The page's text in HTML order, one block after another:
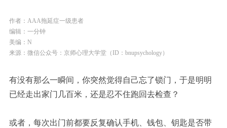
作者：AAA拖延症一级患者
编辑： 一分钟
美编 ： N
来源：微信公众号：京师心理大学堂（ID：bnupsychology）
有没有那么一瞬间，你突然觉得自己忘了锁门，于是明明
已经走出家门几百米，还是忍不住跑回去检查？
或者，每次出门前都要反复确认手机、钱包、钥匙是否带